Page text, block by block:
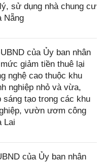
sử dụng nhà chung cư
Nẵng
của Ủy ban nhân
giảm tiền thuê lại
nghệ cao thuộc khu
nghiệp nhỏ và vừa,
sáng tạo trong các khu
vườn ươm công
Lai
của Ủy ban nhân